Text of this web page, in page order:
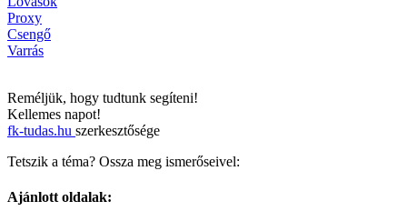
Proxy
Csengő
Varrás
Reméljük, hogy tudtunk segíteni!
Kellemes napot!
fk-tudas.hu szerkesztősége
Tetszik a téma? Ossza meg ismerőseivel:
Ajánlott oldalak: